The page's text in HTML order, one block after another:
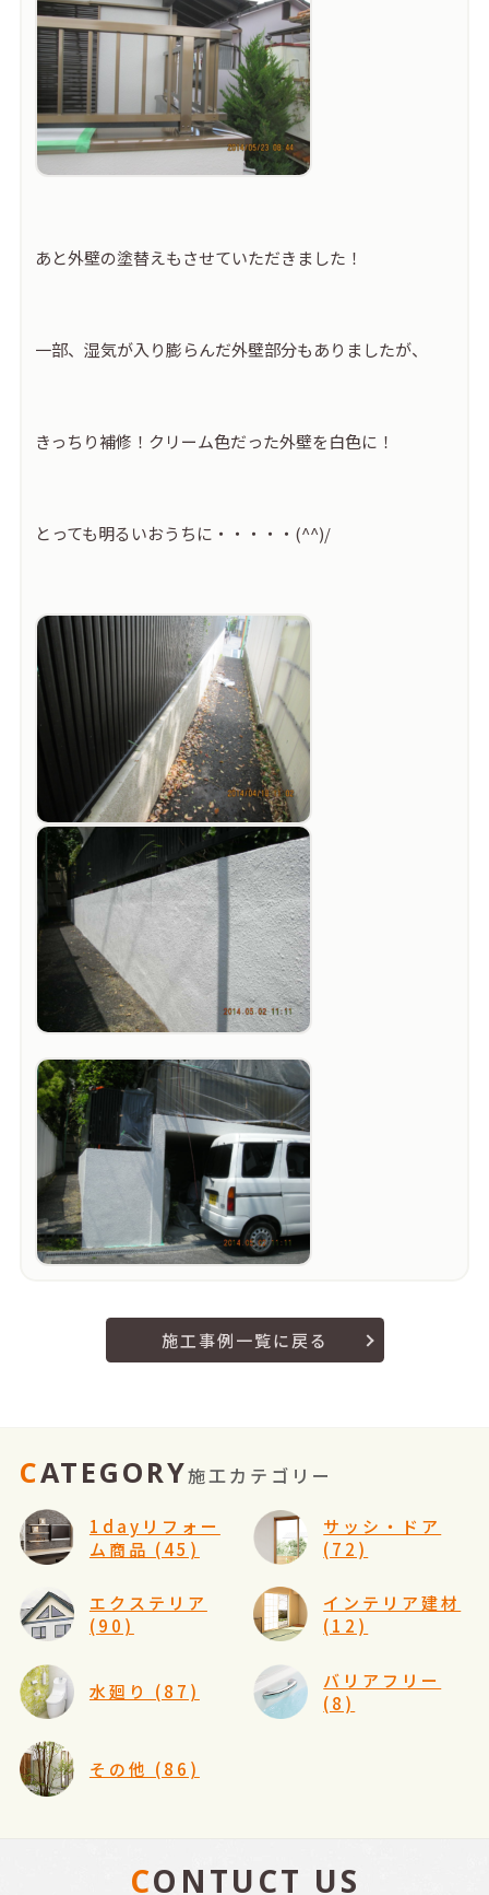
あと外壁の塗替えもさせていただきました！
一部、湿気が入り膨らんだ外壁部分もありましたが、
きっちり補修！クリーム色だった外壁を白色に！
とっても明るいおうちに・・・・・(^^)/
施工事例一覧に戻る
CATEGORY施工カテゴリー
1dayリフォー
ム商品 (45)
サッシ・ドア
(72)
エクステリア
(90)
インテリア建材
(12)
水廻り (87)
バリアフリー
(8)
その他 (86)